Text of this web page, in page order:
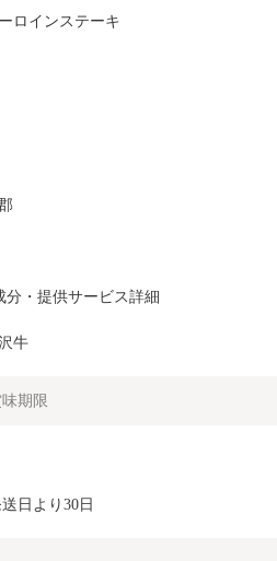
ロインステーキ
分・提供サービス詳細
牛
期限
日より30日